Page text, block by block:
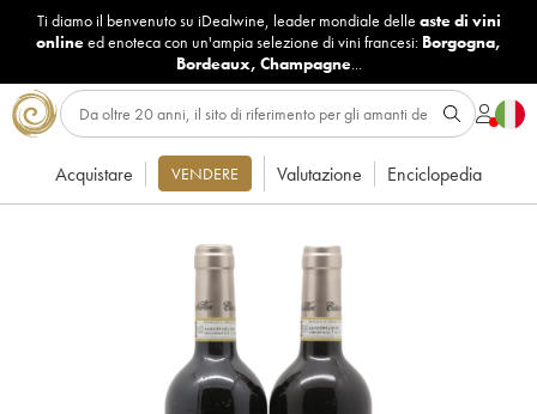
Ti diamo il benvenuto su iDealwine, leader mondiale delle aste di vini
onlineed enoteca con un'ampia selezione di vini francesi: Borgogna,
Bordeaux, Champagne...
Acquistare VENDERE Valutazione Enciclopedia